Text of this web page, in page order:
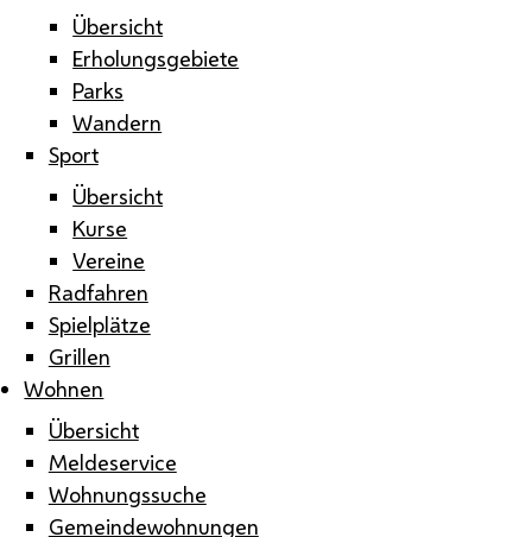
Übersicht
Erholungsgebiete
Parks
Wandern
Sport
Übersicht
Kurse
Vereine
Radfahren
Spielplätze
Grillen
Wohnen
Übersicht
Meldeservice
Wohnungssuche
Gemeindewohnungen